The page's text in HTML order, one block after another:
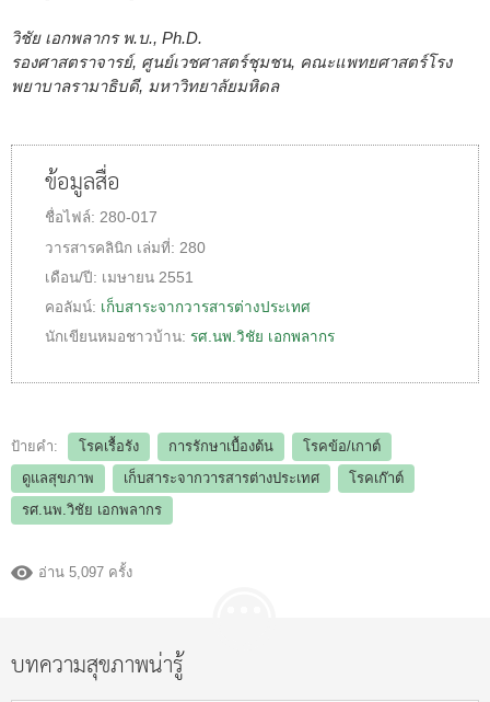
วิชัย เอกพลากร พ.บ., Ph.D.
รองศาสตราจารย์, ศูนย์เวชศาสตร์ชุมชน, คณะแพทยศาสตร์โรง
พยาบาลรามาธิบดี, มหาวิทยาลัยมหิดล
ข้อมูลสื่อ
ชื่อไฟล์: 280-017
วารสารคลินิก เล่มที่: 280
เดือน/ปี: เมษายน 2551
คอลัมน์: เก็บสาระจากวารสารต่างประเทศ
นักเขียนหมอชาวบ้าน: รศ.นพ.วิชัย เอกพลากร
ป้ายคำ: โรคเรื้อรัง การรักษาเบื้องต้น
โรคข้อ/เกาต์
ดูแลสุขภาพ
เก็บสาระจากวารสารต่างประเทศ
โรคเก๊าต์
รศ.นพ.วิชัย เอกพลากร
อ่าน 5,097 ครั้ง
บทความสุขภาพน่ารู้